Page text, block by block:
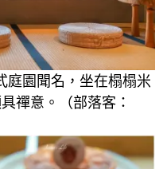
園聞名，坐在榻榻米
禪意。（部落客：